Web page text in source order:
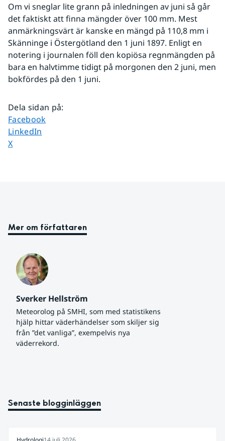
Om vi sneglar lite grann på inledningen av juni så går
det faktiskt att finna mängder över 100 mm. Mest
anmärkningsvärt är kanske en mängd på 110,8 mm i
Skänninge i Östergötland den 1 juni 1897. Enligt en
notering i journalen föll den kopiösa regnmängden på
bara en halvtimme tidigt på morgonen den 2 juni, men
bokfördes på den 1 juni.
Dela sidan på:
Dela sidan på
Facebook
Dela sidan på
LinkedIn
Dela sidan på
X
Mer om författaren
Sverker Hellström
Meteorolog på SMHI, som med statistikens
hjälp hittar väderhändelser som skiljer sig
från ”det vanliga”, exempelvis nya
väderrekord.
Senaste blogginläggen